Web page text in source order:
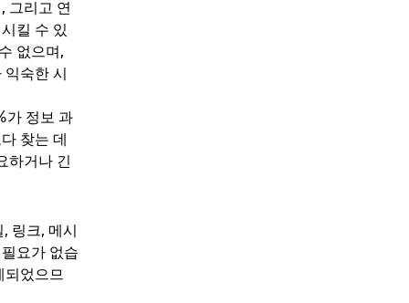
그리고 연
킬 수 있
없으며,
숙한 시
정보 과
찾는 데
하거나 긴
링크, 메시
요가 없습
었으므